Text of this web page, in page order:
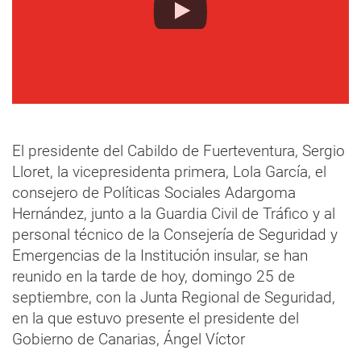
El presidente del Cabildo de Fuerteventura, Sergio
Lloret, la vicepresidenta primera, Lola García, el
consejero de Políticas Sociales Adargoma
Hernández, junto a la Guardia Civil de Tráfico y al
personal técnico de la Consejería de Seguridad y
Emergencias de la Institución insular, se han
reunido en la tarde de hoy, domingo 25 de
septiembre, con la Junta Regional de Seguridad,
en la que estuvo presente el presidente del
Gobierno de Canarias, Ángel Víctor